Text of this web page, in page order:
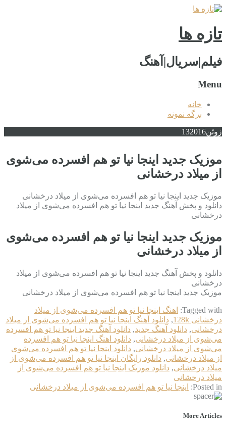
تازه ها
فیلم|سریال|آهنگ
Menu
خانه
برگه نمونه
ژوئن 132016
موزیک جدید اینجا نیا تو هم افسرده می‌شوی
از میلاد درخشانی
موزیک جدید اینجا نیا تو هم افسرده می‌شوی از میلاد درخشانی
دانلود و پخش آهنگ جدید اینجا نیا تو هم افسرده می‌شوی از میلاد
درخشانی
موزیک جدید اینجا نیا تو هم افسرده می‌شوی
از میلاد درخشانی
دانلود و پخش آهنگ جدید اینجا نیا تو هم افسرده می‌شوی از میلاد
درخشانی
موزیک جدید اینجا نیا تو هم افسرده می‌شوی از میلاد درخشانی
Tagged with:
اهنگ اینجا نیا تو هم افسرده می‌شوی از میلاد
درخشانی 128k
, دانلود آهنگ اینجا نیا تو هم افسرده می‌شوی از میلاد
درخشانی, دانلود آهنگ جدید, دانلود آهنگ جدید اینجا نیا تو هم افسرده
می‌شوی از میلاد درخشانی, دانلود اهنگ اینجا نیا تو هم افسرده
می‌شوی از میلاد درخشانی, دانلود اینجا نیا تو هم افسرده می‌شوی
از میلاد درخشانی, دانلود رایگان اینجا نیا تو هم افسرده می‌شوی از
میلاد درخشانی, دانلود موزیک اینجا نیا تو هم افسرده می‌شوی از
میلاد درخشانی
Posted in:
اینجا نیا تو هم افسرده می‌شوی از میلاد درخشانی
More Articles